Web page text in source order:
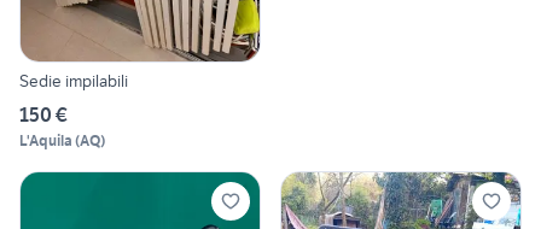
Sedie impilabili
150 €
L'Aquila (AQ)